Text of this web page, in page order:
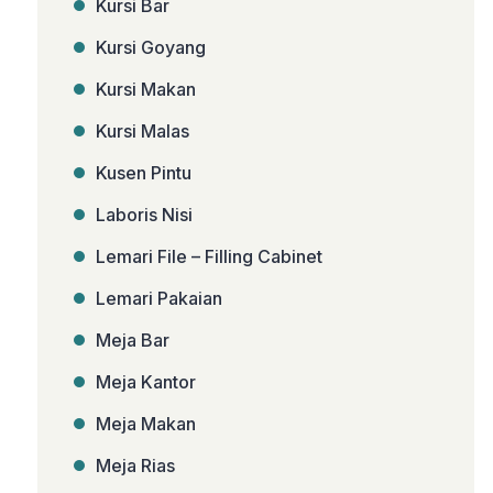
Kursi Bar
Kursi Goyang
Kursi Makan
Kursi Malas
Kusen Pintu
Laboris Nisi
Lemari File – Filling Cabinet
Lemari Pakaian
Meja Bar
Meja Kantor
Meja Makan
Meja Rias